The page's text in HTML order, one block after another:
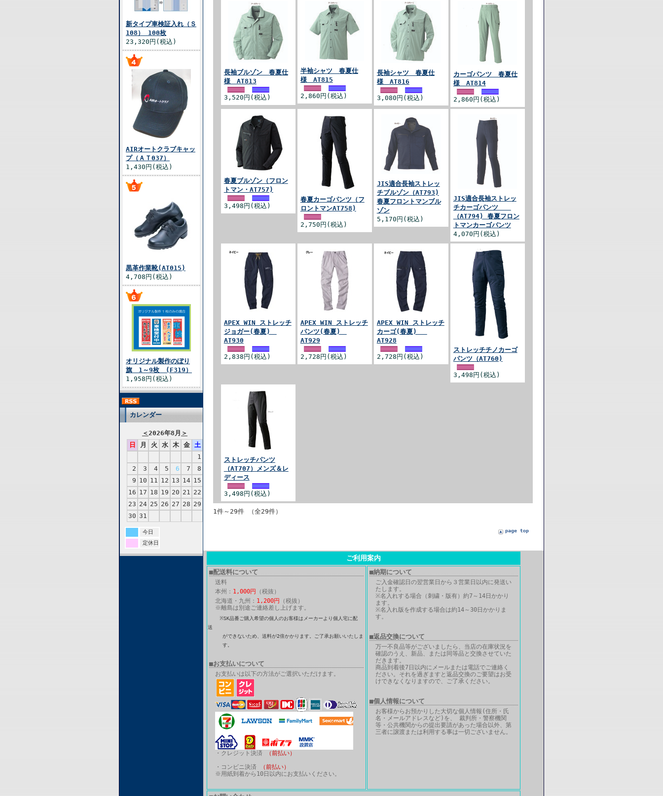
新タイプ車検証入れ（Ｓ
108） 100枚
23,320円(税込)
AIRオートクラブキャッ
プ（ＡＴ037）
1,430円(税込)
黒革作業靴(AT015)
4,708円(税込)
オリジナル製作のぼり
旗 1～9枚 (F319）
1,958円(税込)
カレンダー
＜ 2026年8月 ＞
日
月 火 水 木 金
土
1
2
3 4 5 6 7
8
9 10 11 12 13 14 15
16 17 18 19 20 21
22
23 24 25 26 27 28 29
30 31
今日
定休日
長袖ブルゾン 春夏仕
様 AT813
3,520円(税込)
半袖シャツ 春夏仕
様 AT815
2,860円(税込)
長袖シャツ 春夏仕
様 AT816
3,080円(税込)
カーゴパンツ 春夏仕
様 AT814
2,860円(税込)
春夏ブルゾン（フロン
トマン・AT757)
3,498円(税込)
春夏カーゴパンツ（フ
ロントマンAT758)
2,750円(税込)
JIS適合長袖ストレッ
チブルゾン（AT793)
春夏フロントマンブル
ゾン
5,170円(税込)
JIS適合長袖ストレッ
チカーゴパンツ
（AT794) 春夏フロン
トマンカーゴパンツ
4,070円(税込)
APEX WIN ストレッチ
ジョガー(春夏)
AT930
2,838円(税込)
APEX WIN ストレッチ
パンツ(春夏)
AT929
2,728円(税込)
APEX WIN ストレッチ
カーゴ(春夏)
AT928
2,728円(税込)
ストレッチチノカーゴ
パンツ（AT760)
3,498円(税込)
ストレッチパンツ
（AT707）メンズ＆レ
ディース
3,498円(税込)
1件～29件 （全29件）
page top
ご利用案内
■配送料について
送料
本州： 1,000円
（税抜）
北海道・九州： 1,200円
（税抜）
※離島は別途ご連絡差し上げます。
※SK品番ご購入希望の個人のお客様はメーカーより個人宅に配
送
ができないため、送料が2倍かかります。ご了承お願いいたしま
す。
■お支払いについて
お支払いは以下の方法がご選択いただけます。
・クレジット決済
（前払い）
・コンビニ決済
（前払い）
※用紙到着から10日以内にお支払いください。
■納期について
ご入金確認日の翌営業日から３営業日以内に発送い
たします。
※名入れする場合（刺繍・版有）約7～14日かかり
ます。
※名入れ版を作成する場合は約14～30日かかりま
す。
■返品交換について
万一不良品等がございましたら、当店の在庫状況を
確認のうえ、新品、または同等品と交換させていた
だきます。
商品到着後7日以内にメールまたは電話でご連絡く
ださい。それを過ぎますと返品交換のご要望はお受
けできなくなりますので、ご了承ください。
■個人情報について
お客様からお預かりした大切な個人情報(住所・氏
名・メールアドレスなど)を、 裁判所・警察機関
等・公共機関からの提出要請があった場合以外、第
三者に譲渡または利用する事は一切ございません。